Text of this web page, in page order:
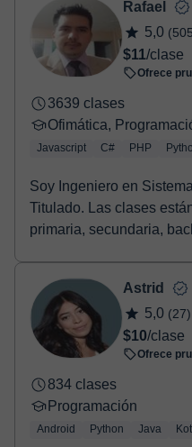
Una vez realices el pago de la
confirmación de la reserva.
Rafael
5,0
$11/clase
Ofrece
3639 clases
Ofimática,
Javascript C# PHP
Soy Ingeniero en
Titulado. Las clases están dirigidas a los niveles:
primaria, secundaria,
Astrid
5,0 (27)
$10/clase
Ofrece
834 clases
Programación
Android Python Java